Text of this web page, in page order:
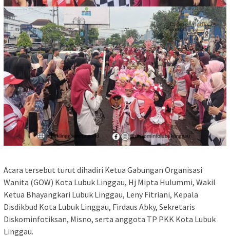
Acara tersebut turut dihadiri Ketua Gabungan Organisasi
Wanita (GOW) Kota Lubuk Linggau, Hj Mipta Hulummi, Wakil
Ketua Bhayangkari Lubuk Linggau, Leny Fitriani, Kepala
Disdikbud Kota Lubuk Linggau, Firdaus Abky, Sekretaris
Diskominfotiksan, Misno, serta anggota TP PKK Kota Lubuk
Linggau.